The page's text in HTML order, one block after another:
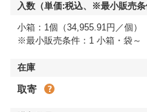
小箱：1個（34,955.91円／個）
※最小販売条件：1 小箱・袋～
取寄